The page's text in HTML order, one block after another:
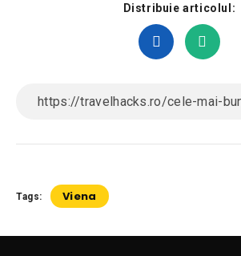
Distribuie articolul:
Tags: Viena